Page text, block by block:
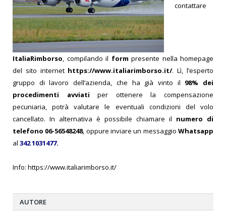
contattare
ItaliaRimborso, compilando il form presente nella homepage
del sito internet https://www.italiarimborso.it/. Lì, l’esperto
gruppo di lavoro dell’azienda, che ha già vinto il 98% dei
procedimenti avviati per ottenere la compensazione
pecuniaria, potrà valutare le eventuali condizioni del volo
cancellato. In alternativa è possibile chiamare il numero di
telefono 06-56548248, oppure inviare un messaggioWhatsapp
al 342 1031477.
Info: https://www.italiarimborso.it/
AUTORE